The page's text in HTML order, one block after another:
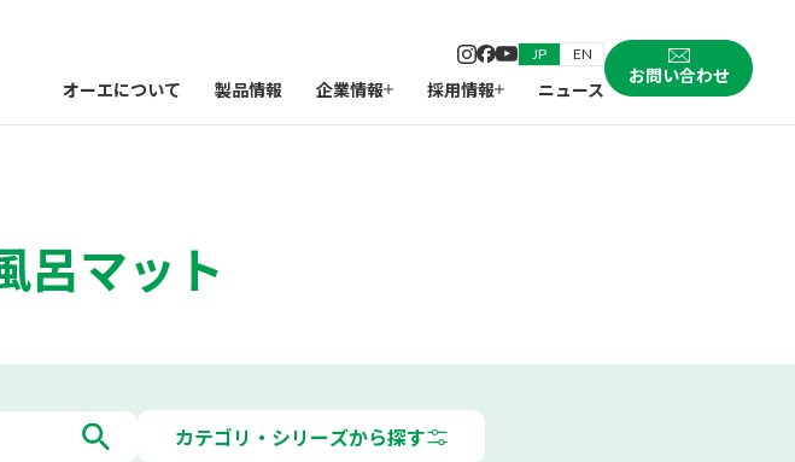
JP EN
オーエについて 製品情報 企業情報 採用情報 ニュース
お問い合わせ
呂マット
カテゴリ・シリーズから探す